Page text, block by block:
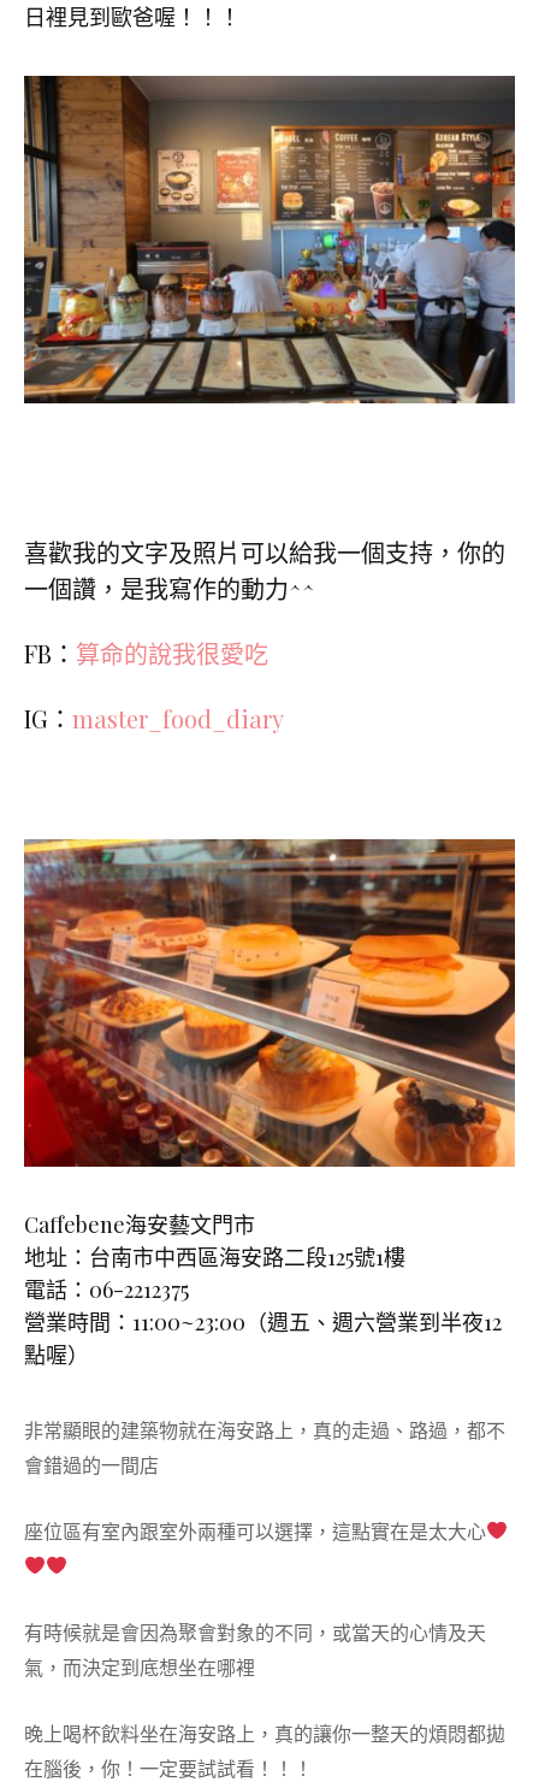
日裡見到歐爸喔！！！
喜歡我的文字及照片可以給我一個支持，你的
一個讚，是我寫作的動力^^
FB： 算命的說我很愛吃
IG： master_food_diary
Caffebene海安藝文門市
地址：台南市中西區海安路二段125號1樓
電話：06-2212375
營業時間：11:00~23:00（週五、週六營業到半夜12
點喔）
非常顯眼的建築物就在海安路上，真的走過、路過，都不
會錯過的一間店
座位區有室內跟室外兩種可以選擇，這點實在是太大心
有時候就是會因為聚會對象的不同，或當天的心情及天
氣，而決定到底想坐在哪裡
晚上喝杯飲料坐在海安路上，真的讓你一整天的煩悶都拋
在腦後，你！一定要試試看！！！